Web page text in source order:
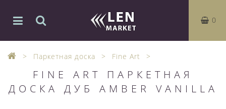
0
Паркетная доска Fine Art
FINE ART ПАРКЕТНАЯ
ДОСКА ДУБ AMBER VANILLA